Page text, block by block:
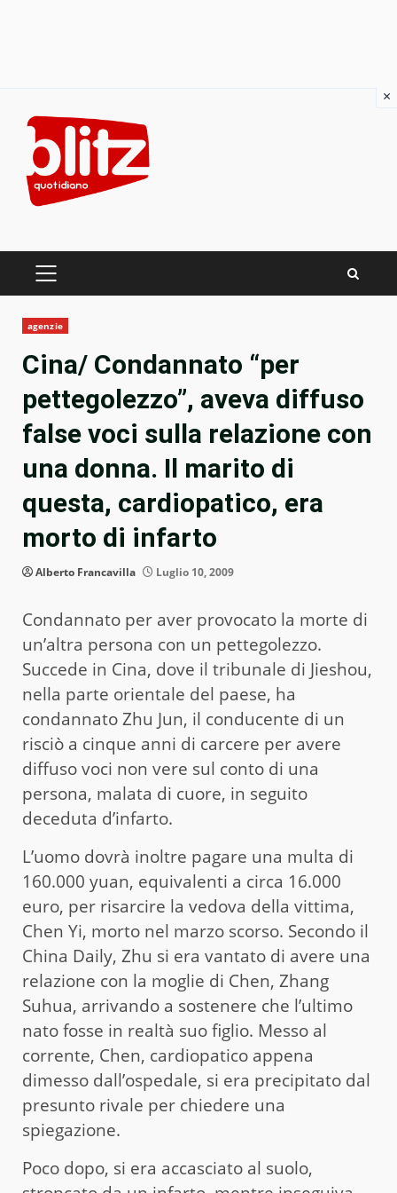
content
PRIMARY
agenzie
Cina/ Condannato “per
pettegolezzo”, aveva diffuso
false voci sulla relazione con
una donna. Il marito di
questa, cardiopatico, era
morto di infarto
Alberto Francavilla Luglio 10, 2009
Condannato per aver provocato la morte di
un’altra persona con un pettegolezzo.
Succede in Cina, dove il tribunale di Jieshou,
nella parte orientale del paese, ha
condannato Zhu Jun, il conducente di un
risciò a cinque anni di carcere per avere
diffuso voci non vere sul conto di una
persona, malata di cuore, in seguito
deceduta d’infarto.
L’uomo dovrà inoltre pagare una multa di
160.000 yuan, equivalenti a circa 16.000
euro, per risarcire la vedova della vittima,
Chen Yi, morto nel marzo scorso. Secondo il
China Daily, Zhu si era vantato di avere una
relazione con la moglie di Chen, Zhang
Suhua, arrivando a sostenere che l’ultimo
nato fosse in realtà suo figlio. Messo al
corrente, Chen, cardiopatico appena
dimesso dall’ospedale, si era precipitato dal
presunto rivale per chiedere una
spiegazione.
Poco dopo, si era accasciato al suolo,
×